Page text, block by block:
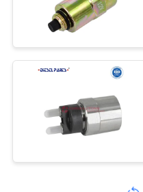
SUCCIÓN